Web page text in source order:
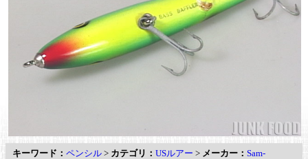
キーワード： ペンシル > カテゴリ： USルアー > メーカー： Sam-